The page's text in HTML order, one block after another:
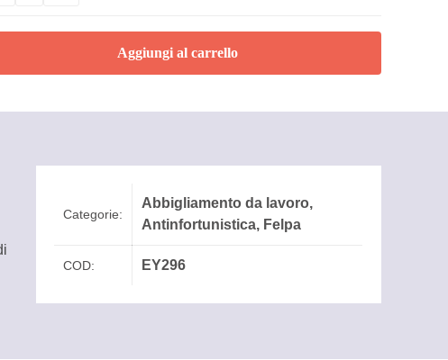
Aggiungi al carrello
Categorie:
Abbigliamento da lavoro,
Antinfortunistica, Felpa
COD: EY296